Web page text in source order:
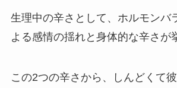
生理中の辛さとして、ホルモンバ
よる感情の揺れと身体的な辛さが
この2つの辛さから、しんどくて